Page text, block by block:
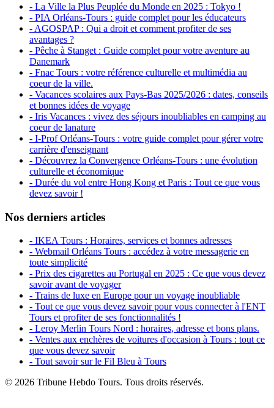
- La Ville la Plus Peuplée du Monde en 2025 : Tokyo !
- PIA Orléans-Tours : guide complet pour les éducateurs
- AGOSPAP : Qui a droit et comment profiter de ses
avantages ?
- Pêche à Stanget : Guide complet pour votre aventure au
Danemark
- Fnac Tours : votre référence culturelle et multimédia au
coeur de la ville.
- Vacances scolaires aux Pays-Bas 2025/2026 : dates, conseils
et bonnes idées de voyage
- Iris Vacances : vivez des séjours inoubliables en camping au
coeur de lanature
- I-Prof Orléans-Tours : votre guide complet pour gérer votre
carrière d'enseignant
- Découvrez la Convergence Orléans-Tours : une évolution
culturelle et économique
- Durée du vol entre Hong Kong et Paris : Tout ce que vous
devez savoir !
Nos derniers articles
- IKEA Tours : Horaires, services et bonnes adresses
- Webmail Orléans Tours : accédez à votre messagerie en
toute simplicité
- Prix des cigarettes au Portugal en 2025 : Ce que vous devez
savoir avant de voyager
- Trains de luxe en Europe pour un voyage inoubliable
- Tout ce que vous devez savoir pour vous connecter à l'ENT
Tours et profiter de ses fonctionnalités !
- Leroy Merlin Tours Nord : horaires, adresse et bons plans.
- Ventes aux enchères de voitures d'occasion à Tours : tout ce
que vous devez savoir
- Tout savoir sur le Fil Bleu à Tours
© 2026 Tribune Hebdo Tours. Tous droits réservés.